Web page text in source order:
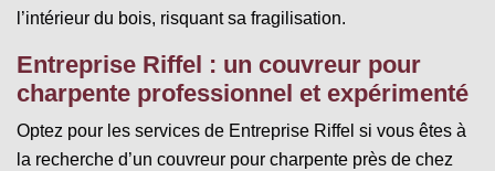
l’intérieur du bois, risquant sa fragilisation.
Entreprise Riffel : un couvreur pour
charpente professionnel et expérimenté
Optez pour les services de Entreprise Riffel si vous êtes à
la recherche d’un couvreur pour charpente près de chez